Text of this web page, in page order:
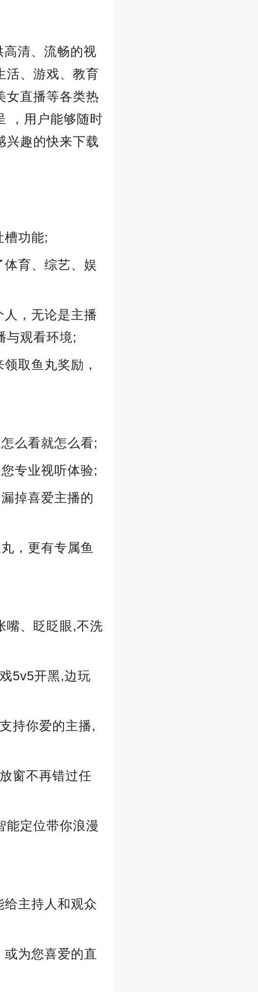
清、流畅的视
活、游戏、教育
女直播等各类热
，用户能够随时
兴趣的快来下载
槽功能;
育、综艺、娱
，无论是主播
与观看环境;
取鱼丸奖励，
么看就怎么看;
专业视听体验;
掉喜爱主播的
，更有专属鱼
嘴、眨眨眼,不洗
5v5开黑,边玩
持你爱的主播,
窗不再错过任
能定位带你浪漫
主持人和观众
为您喜爱的直